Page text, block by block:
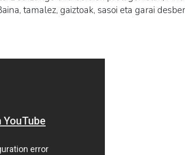
tamalez, gaiztoak, sasoi eta garai